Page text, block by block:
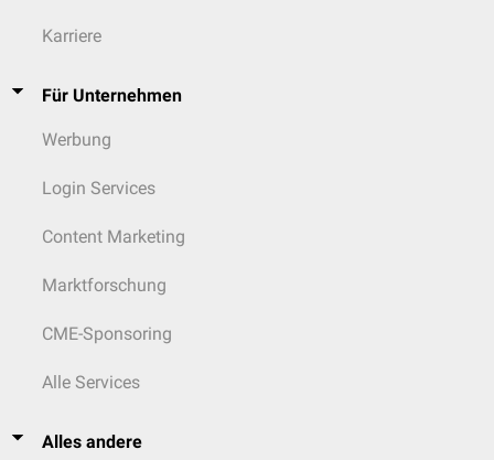
Karriere
Für Unternehmen
Werbung
Login Services
Content Marketing
Marktforschung
CME-Sponsoring
Alle Services
Alles andere